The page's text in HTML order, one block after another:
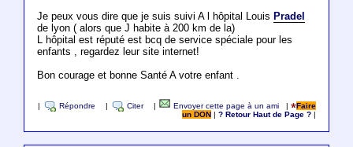
Je peux vous dire que je suis suivi A l hôpital Louis Pradel
de lyon ( alors que J habite à 200 km de la)
L hôpital est réputé est bcq de service spéciale pour les
enfants , regardez leur site internet!
Bon courage et bonne Santé A votre enfant .
Répondre Citer Envoyer cette page à un ami |
Faire
un DON
|? Retour Haut de Page ?